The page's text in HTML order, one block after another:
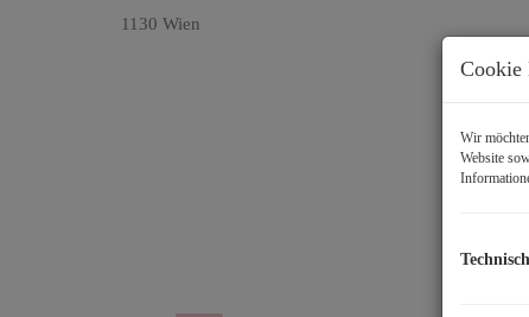
1130 Wien
Cookie
Wir
Website